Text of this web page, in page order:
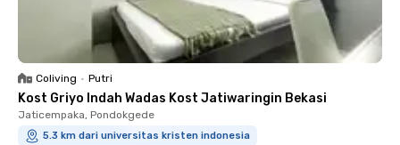
Coliving • Putri
Kost Griyo Indah Wadas Kost Jatiwaringin Bekasi
Jaticempaka, Pondokgede
5.3 km dari universitas kristen indonesia